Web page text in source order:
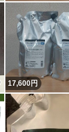
いいね！
17,600円